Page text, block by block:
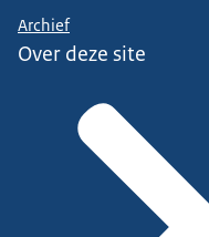
Archief
Over deze site